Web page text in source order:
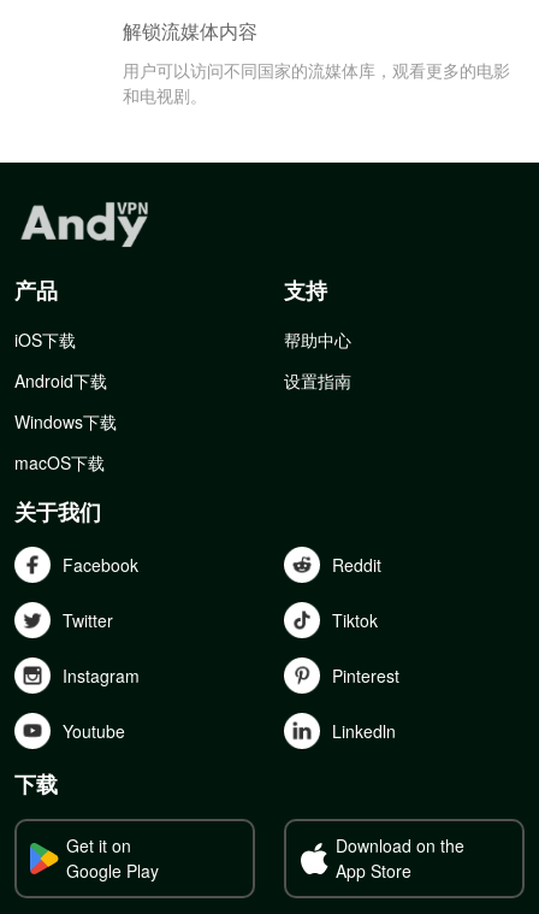
解锁流媒体内容
用户可以访问不同国家的流媒体库，观看更多的电影
和电视剧。
产品
iOS下载
Android下载
Windows下载
macOS下载
支持
帮助中心
设置指南
关于我们
Facebook Reddit
Twitter Tiktok
Instagram Pinterest
Youtube Linkedln
下载
Get it on
Google Play
Download on the
App Store